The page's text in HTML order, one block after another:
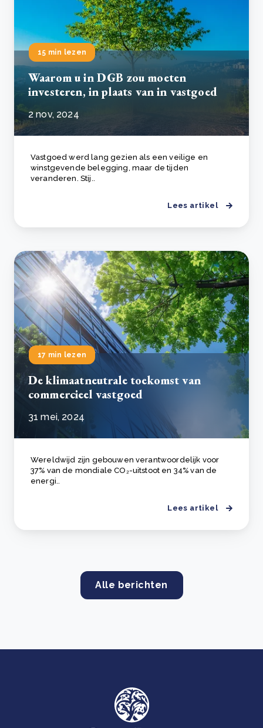
15 min lezen
Waarom u in DGB zou moeten
investeren, in plaats van in vastgoed
2 nov, 2024
Vastgoed werd lang gezien als een veilige en
winstgevende belegging, maar de tijden
veranderen. Stij..
Lees artikel
17 min lezen
De klimaatneutrale toekomst van
commercieel vastgoed
31 mei, 2024
Wereldwijd zijn gebouwen verantwoordelijk voor
37% van de mondiale CO₂-uitstoot en 34% van de
energi..
Lees artikel
Alle berichten